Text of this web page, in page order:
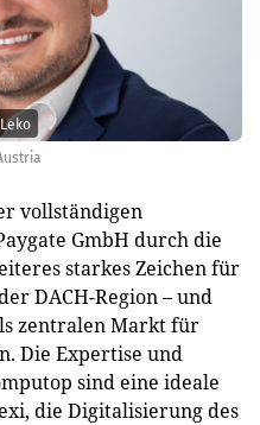
vollständigen
GmbH durch die
starkes Zeichen für
DACH-Region – und
zentralen Markt für
Die Expertise und
sind eine ideale
die Digitalisierung des